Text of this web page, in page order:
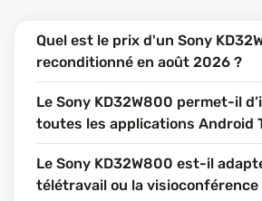
Quel est le prix d'un Sony
reconditionné en août 2026 ?
Le Sony KD32W800 permet-il
toutes les applications Android
Le Sony KD32W800 est-il
télétravail ou la visioconférence